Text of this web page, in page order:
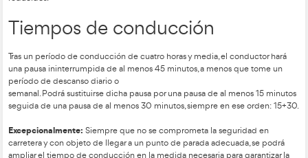
Cabe destacar que no podrán tomarse más de 3 descansos
entre 2 descansos semanales.
El descanso semanal puede ser:
DESCANSO SEMANAL NORMAL- Será un periodo
de al menos 45 horas.
ininterrumpido inferior a 45 horas, pero con un